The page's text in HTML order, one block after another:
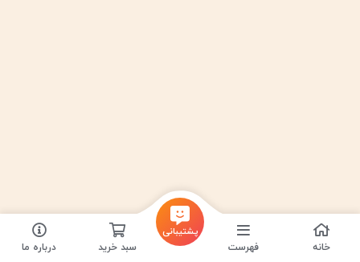
خانه فهرست درباره ما سبد خرید
پشتیبانی